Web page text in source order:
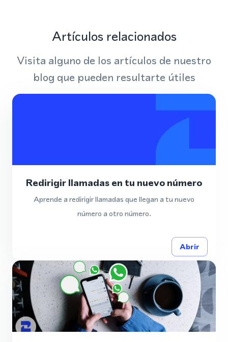
Artículos relacionados
Visita alguno de los artículos de nuestro
blog que pueden resultarte útiles
Redirigir llamadas en tu nuevo número
Aprende a redirigir llamadas que llegan a tu nuevo
número a otro número.
Abrir